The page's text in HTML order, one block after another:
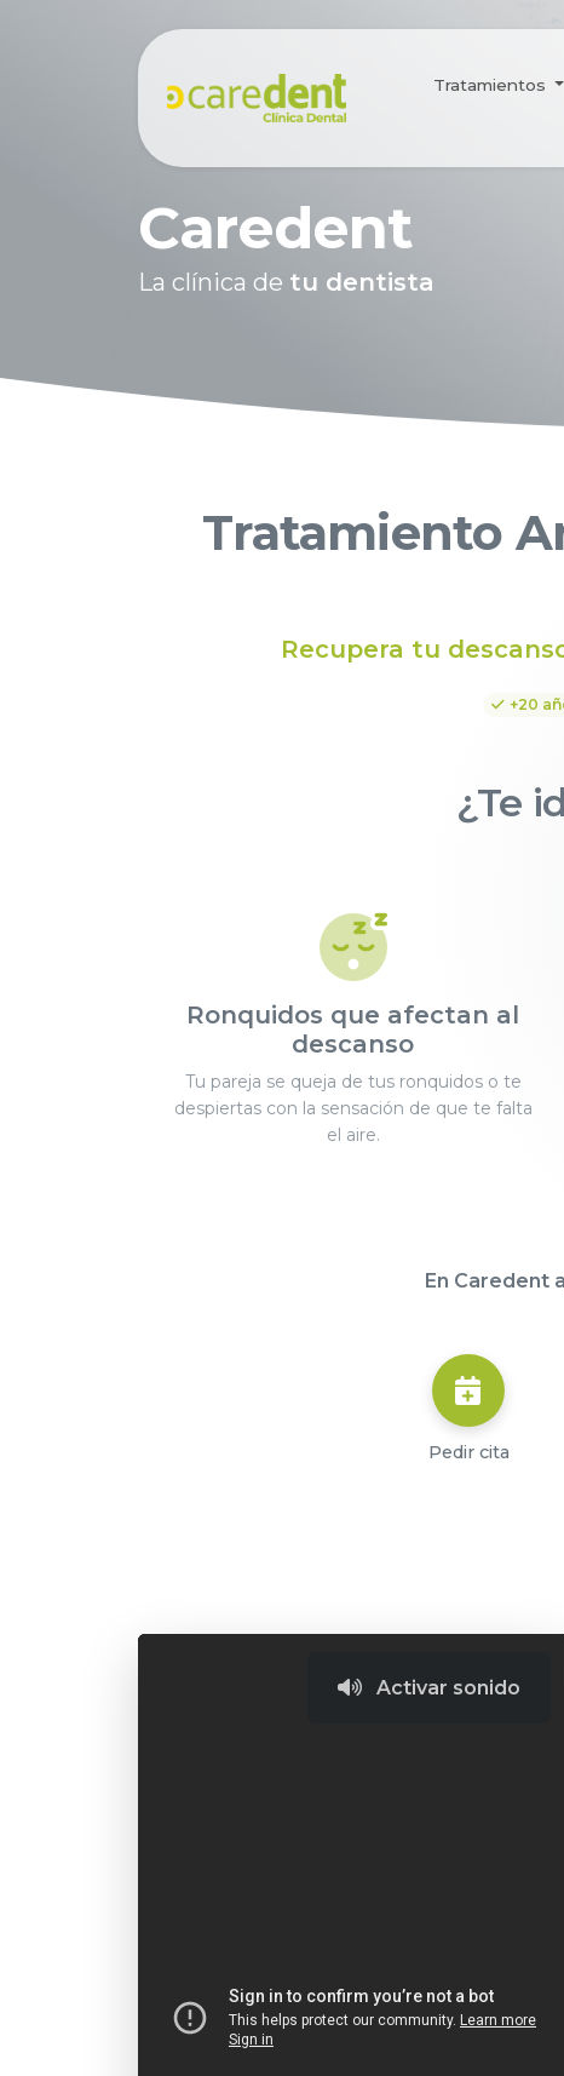
Tratamientos
Caredent
La clínica de tu dentista
Tratamiento
Recupera tu
+20
¿Te
Ronquidos que afectan al
descanso
Tu pareja se queja de tus ronquidos o te
despiertas con la sensación de que te falta
el aire.
En Caredent
Pedir cita
Activar sonido